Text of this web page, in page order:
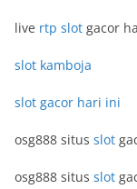
live rtp slot gacor
slot kamboja
slot gacor hari ini
osg888 situs slot
osg888 situs slot